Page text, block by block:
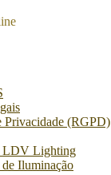
Privacidade (RGPD)
LDV Lighting
Iluminação